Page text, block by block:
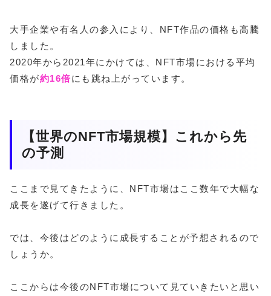
大手企業や有名人の参入により、NFT作品の価格も高騰
しました。
2020年から2021年にかけては、NFT市場における平均
価格が約16倍にも跳ね上がっています。
【世界のNFT市場規模】これから先
の予測
ここまで見てきたように、NFT市場はここ数年で大幅な
成長を遂げて行きました。
では、今後はどのように成長することが予想されるので
しょうか。
ここからは今後のNFT市場について見ていきたいと思い